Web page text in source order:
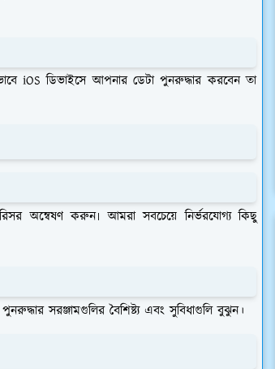
iOS ডিভাইসে আপনার ডেটা পুনরুদ্ধার করবেন তা
অন্বেষণ করুন৷ আমরা সবচেয়ে নির্ভরযোগ্য কিছু
সরঞ্জামগুলির বৈশিষ্ট্য এবং সুবিধাগুলি বুঝুন।